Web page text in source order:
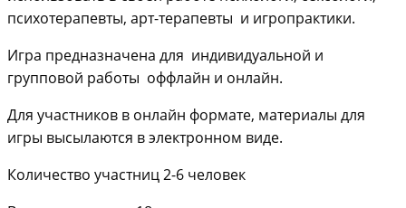
психотерапевты, арт-терапевты и игропрактики.
Игра предназначена для индивидуальной и
групповой работы оффлайн и онлайн.
Для участников в онлайн формате, материалы для
игры высылаются в электронном виде.
Количество участниц 2-6 человек